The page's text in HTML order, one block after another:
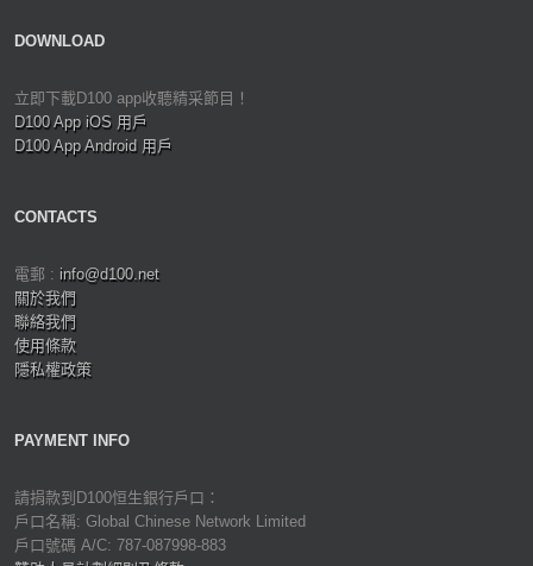
DOWNLOAD
立即下載D100 app收聽精采節目！
D100 App iOS 用戶
D100 App Android 用戶
CONTACTS
電郵 : info@d100.net
關於我們
聯絡我們
使用條款
隱私權政策
PAYMENT INFO
請捐款到D100恒生銀行戶口：
戶口名稱: Global Chinese Network Limited
戶口號碼 A/C: 787-087998-883